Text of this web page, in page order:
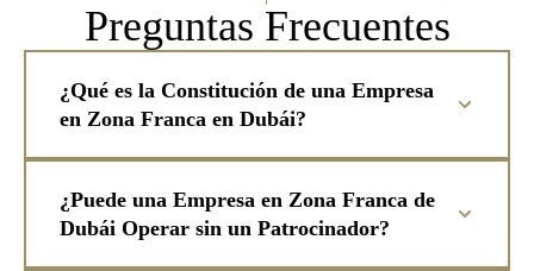
Preguntas Frecuentes
¿Qué es la Constitución de una Empresa
en Zona Franca en Dubái?
¿Puede una Empresa en Zona Franca de
Dubái Operar sin un Patrocinador?